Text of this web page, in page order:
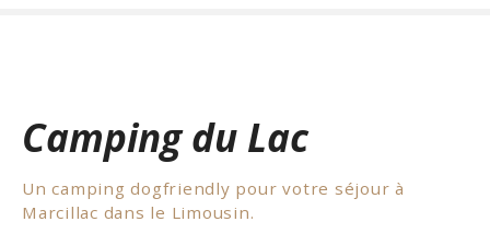
Camping du Lac
Un camping dogfriendly pour votre séjour à
Marcillac dans le Limousin.